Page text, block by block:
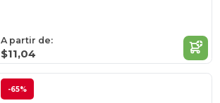
A partir de:
$11,04
-65%